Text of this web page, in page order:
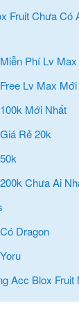
Fruit Chưa Có
Phí Lv
Lv Max
Mới Nhất
Rẻ 20k
Chưa Ai
Dragon
Acc Blox Fruit